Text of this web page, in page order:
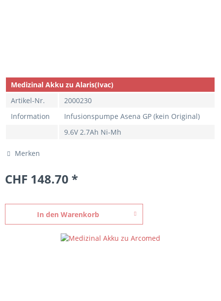
Medizinal Akku zu Alaris(Ivac)
Artikel-Nr.
2000230
Information
Infusionspumpe Asena GP (kein Original)
9.6V 2.7Ah Ni-Mh
Merken
CHF 148.70 *
In den Warenkorb